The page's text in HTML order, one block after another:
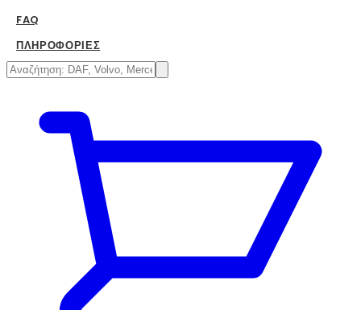
FAQ
ΠΛΗΡΟΦΟΡΊΕΣ